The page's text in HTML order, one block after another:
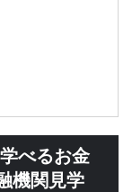
べるお金
機関見学